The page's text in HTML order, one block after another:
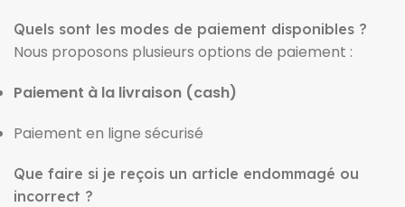
Quels sont les modes de paiement disponibles ?
Nous proposons plusieurs options de paiement :
Paiement à la livraison (cash)
Paiement en ligne sécurisé
Que faire si je reçois un article endommagé ou
incorrect ?